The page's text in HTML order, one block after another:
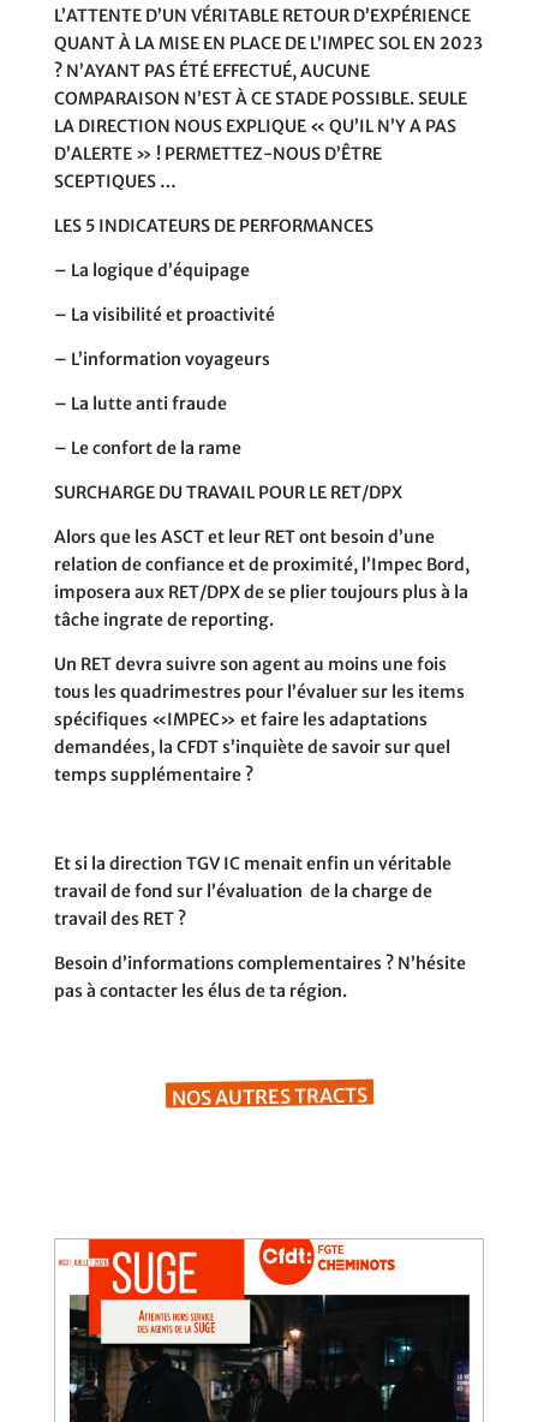
L’ATTENTE D’UN VÉRITABLE RETOUR D’EXPÉRIENCE
QUANT À LA MISE EN PLACE DE L’IMPEC SOL EN 2023
? N’AYANT PAS ÉTÉ EFFECTUÉ, AUCUNE
COMPARAISON N’EST À CE STADE POSSIBLE. SEULE
LA DIRECTION NOUS EXPLIQUE « QU’IL N’Y A PAS
D’ALERTE » ! PERMETTEZ-NOUS D’ÊTRE
SCEPTIQUES …
LES 5 INDICATEURS DE PERFORMANCES
– La logique d’équipage
– La visibilité et proactivité
– L’information voyageurs
– La lutte anti fraude
– Le confort de la rame
SURCHARGE DU TRAVAIL POUR LE RET/DPX
Alors que les ASCT et leur RET ont besoin d’une
relation de confiance et de proximité, l’Impec Bord,
imposera aux RET/DPX de se plier toujours plus à la
tâche ingrate de reporting.
Un RET devra suivre son agent au moins une fois
tous les quadrimestres pour l’évaluer sur les items
spécifiques «IMPEC» et faire les adaptations
demandées, la CFDT s’inquiète de savoir sur quel
temps supplémentaire ?
Et si la direction TGV IC menait enfin un véritable
travail de fond sur l’évaluation de la charge de
travail des RET ?
Besoin d’informations complementaires ? N’hésite
pas à contacter les élus de ta région.
NOS AUTRES TRACTS